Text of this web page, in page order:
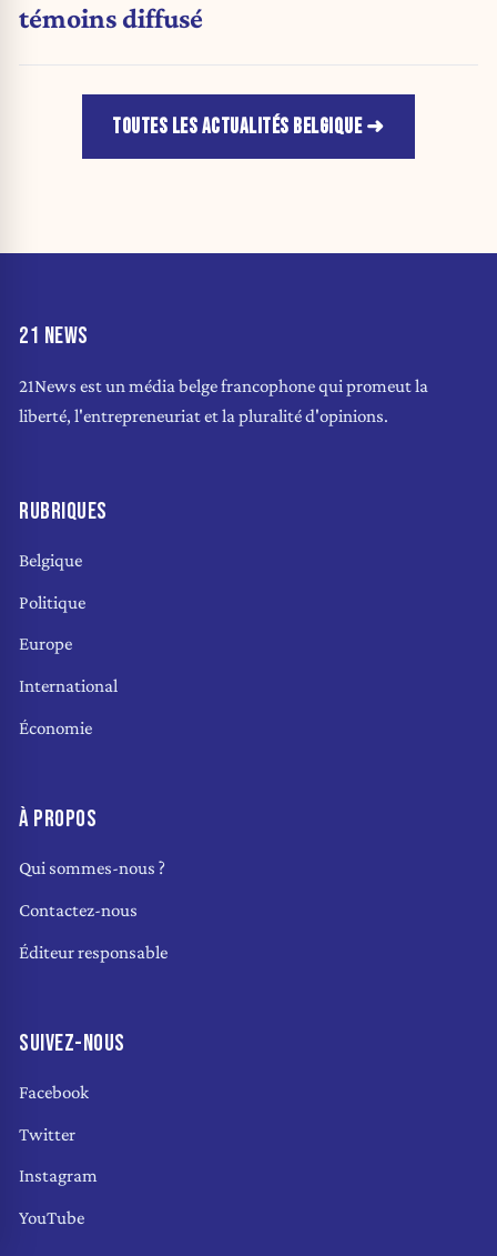
témoins diffusé
TOUTES LES ACTUALITÉS BELGIQUE
21 NEWS
21News est un média belge francophone qui promeut la
liberté, l'entrepreneuriat et la pluralité d'opinions.
RUBRIQUES
Belgique
Politique
Europe
International
Économie
À PROPOS
Qui sommes-nous ?
Contactez-nous
Éditeur responsable
SUIVEZ-NOUS
Facebook
Twitter
Instagram
YouTube